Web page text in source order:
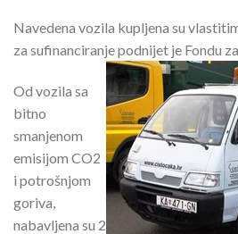
Navedena vozila kupljena su
za sufinanciranje podnijet je Fondu
Od vozila sa
bitno
smanjenom
emisijom CO2
i potrošnjom
goriva,
nabavljena su 2